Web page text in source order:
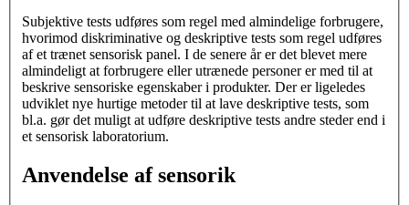
Subjektive tests udføres som regel med almindelige forbrugere,
hvorimod diskriminative og deskriptive tests som regel udføres
af et trænet sensorisk panel. I de senere år er det blevet mere
almindeligt at forbrugere eller utrænede personer er med til at
beskrive sensoriske egenskaber i produkter. Der er ligeledes
udviklet nye hurtige metoder til at lave deskriptive tests, som
bl.a. gør det muligt at udføre deskriptive tests andre steder end i
et sensorisk laboratorium.
Anvendelse af sensorik